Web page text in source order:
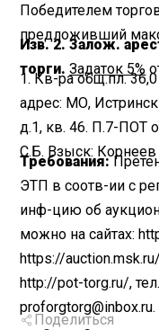
Победителем
предложивший
Изв. 2. Залож.
торги.Задаток 5%
1. Кв-ра общ.пл.
адрес: МО,
д.1, кв. 46. П.7-ПОТ
С.Б. Взыск:
Требования:
ЭТП в соотв-ии с
инф-цию об
можно на сайтах:
https://
http://pot-torg.ru/,
proforgtorg@inbox.ru.
Поделиться